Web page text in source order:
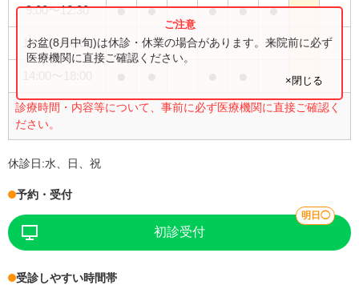
9:00〜12:30 ● ● ● ● ●
14:00〜16:00 ●
診療時間・内容等について、事前に必ず医療機関に直接ご確認く
ださい。
お盆(8月中旬)は休診・休業の場合があります。来院前に必ず
医療機関に直接ご確認ください。
×閉じる
休診日:水、日、祝
予約・受付
初診受付
明日◯
受診しやすい時間帯